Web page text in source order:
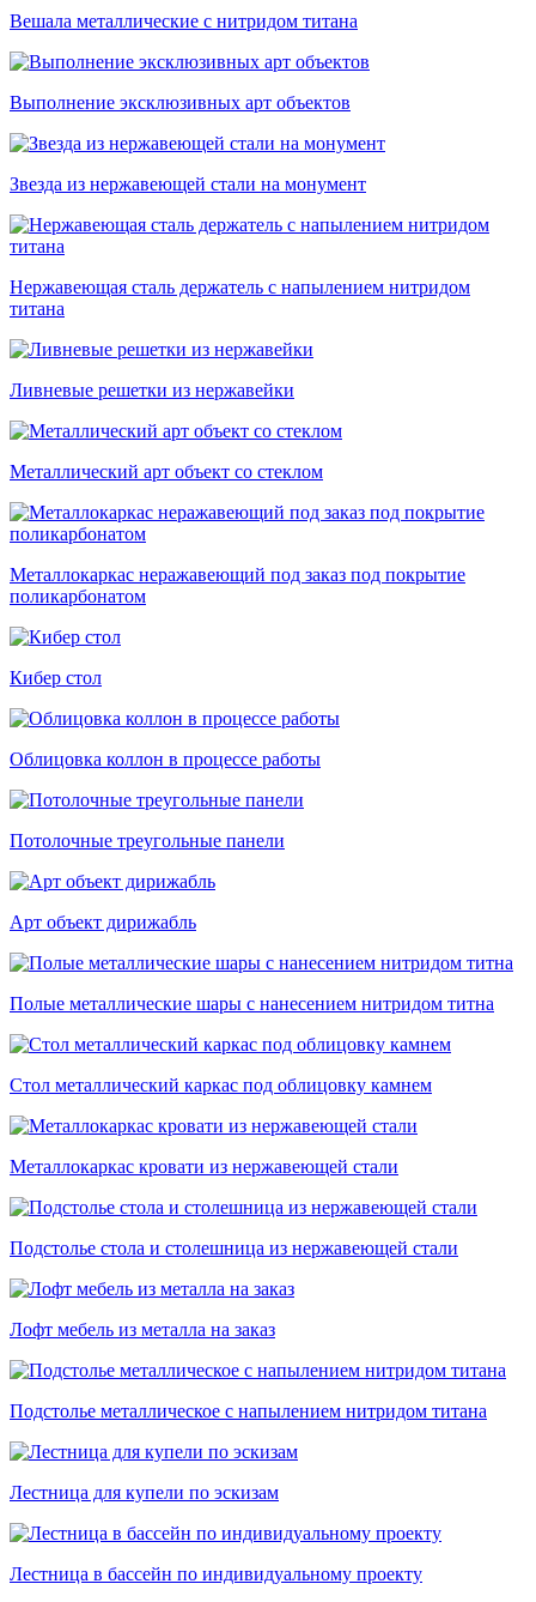
Вешала металлические с нитридом титана
Выполнение эксклюзивных арт объектов
Звезда из нержавеющей стали на монумент
Нержавеющая сталь держатель с напылением нитридом
титана
Ливневые решетки из нержавейки
Металлический арт объект со стеклом
Металлокаркас неражавеющий под заказ под покрытие
поликарбонатом
Кибер стол
Облицовка коллон в процессе работы
Потолочные треугольные панели
Арт объект дирижабль
Полые металлические шары с нанесением нитридом титна
Стол металлический каркас под облицовку камнем
Металлокаркас кровати из нержавеющей стали
Подстолье стола и столешница из нержавеющей стали
Лофт мебель из металла на заказ
Подстолье металлическое с напылением нитридом титана
Лестница для купели по эскизам
Лестница в бассейн по индивидуальному проекту